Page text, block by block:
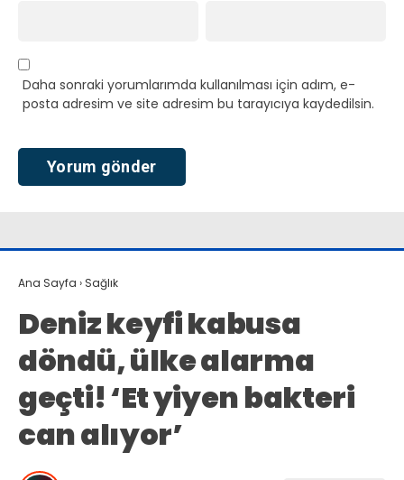
Daha sonraki yorumlarımda kullanılması için adım, e-
posta adresim ve site adresim bu tarayıcıya kaydedilsin.
Ana Sayfa › Sağlık
Deniz keyfi kabusa
döndü, ülke alarma
geçti! ‘Et yiyen bakteri
can alıyor’